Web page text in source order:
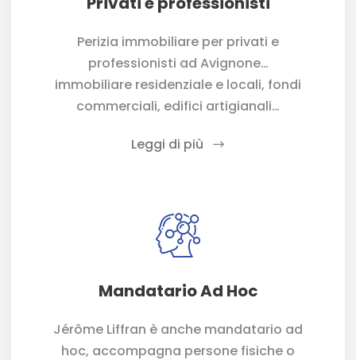
Perizia immobiliare per privati e
professionisti ad Avignone…
immobiliare residenziale e locali, fondi
commerciali, edifici artigianali…
Leggi di più
Mandatario Ad Hoc
Jérôme Liffran è anche mandatario ad
hoc, accompagna persone fisiche o